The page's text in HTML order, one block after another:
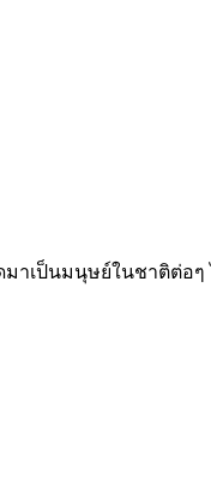
มาเป็นมนุษย์ในชาติต่อ